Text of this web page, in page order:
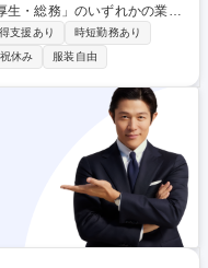
生・総務」のいずれかの業務
、組織の成長を支える役割
件費計画 (2)労務管理:労働
備 (3)採用教育:新卒・中途採
利厚生・総務:寮・社宅の管
支援あり
時短勤務あり
休み 服装自由